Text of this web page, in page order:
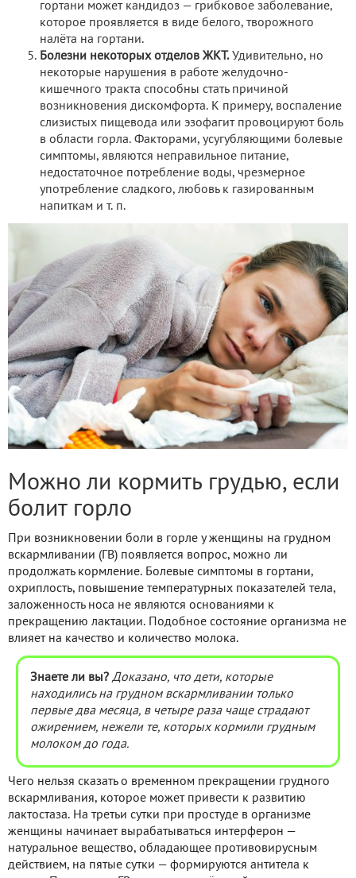
гортани может кандидоз — грибковое заболевание,
которое проявляется в виде белого, творожного
налёта на гортани.
Болезни некоторых отделов ЖКТ.Удивительно, но
некоторые нарушения в работе желудочно-
кишечного тракта способны стать причиной
возникновения дискомфорта. К примеру, воспаление
слизистых пищевода или эзофагит провоцируют боль
в области горла. Факторами, усугубляющими болевые
симптомы, являются неправильное питание,
недостаточное потребление воды, чрезмерное
употребление сладкого, любовь к газированным
напиткам и т. п.
Можно ли кормить грудью, если
болит горло
При возникновении боли в горле у женщины на грудном
вскармливании (ГВ) появляется вопрос, можно ли
продолжать кормление. Болевые симптомы в гортани,
охриплость, повышение температурных показателей тела,
заложенность носа не являются основаниями к
прекращению лактации. Подобное состояние организма не
влияет на качество и количество молока.
Знаете ли вы? Доказано, что дети, которые
находились на грудном вскармливании только
первые два месяца, в четыре раза чаще страдают
ожирением, нежели те, которых кормили грудным
молоком до года.
Чего нельзя сказать о временном прекращении грудного
вскармливания, которое может привести к развитию
лактостаза. На третьи сутки при простуде в организме
женщины начинает вырабатываться интерферон —
натуральное вещество, обладающее противовирусным
действием, на пятые сутки — формируются антитела к